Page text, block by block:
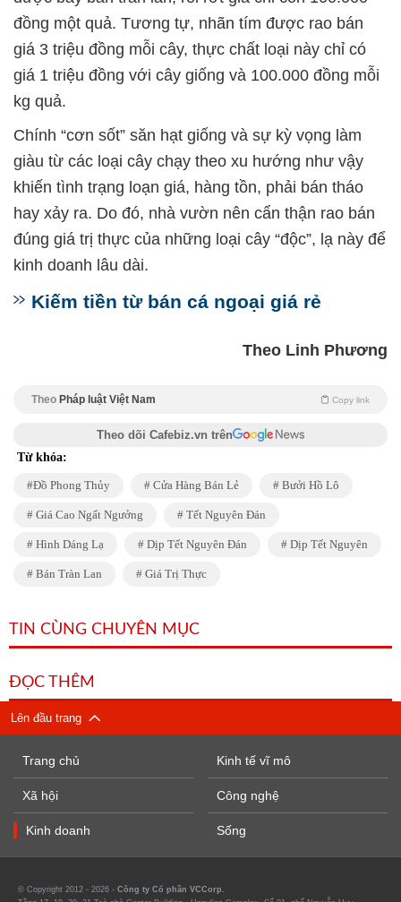
đồng một quả. Tương tự, nhãn tím được rao bán
giá 3 triệu đồng mỗi cây, thực chất loại này chỉ có
giá 1 triệu đồng với cây giống và 100.000 đồng mỗi
kg quả.
Chính “cơn sốt” săn hạt giống và sự kỳ vọng làm
giàu từ các loại cây chạy theo xu hướng như vậy
khiến tình trạng loạn giá, hàng tồn, phải bán tháo
hay xảy ra. Do đó, nhà vườn nên cẩn thận rao bán
đúng giá trị thực của những loại cây “độc”, lạ này để
kinh doanh lâu dài.
Kiếm tiền từ bán cá ngoại giá rẻ
Theo Linh Phương
Theo Pháp luật Việt Nam Copy link
Theo dõi Cafebiz.vn trên
Từ khóa:
Đồ Phong Thủy Cửa Hàng Bán Lẻ Bưởi Hồ Lô
Giá Cao Ngất Ngưởng Tết Nguyên Đán
Hình Dáng Lạ Dịp Tết Nguyên Đán Dịp Tết Nguyên
Bán Tràn Lan Giá Trị Thực
TIN CÙNG CHUYÊN MỤC
ĐỌC THÊM
Lên đầu trang
Trang chủ
Xã hội
Kinh doanh
Kinh tế vĩ mô
Công nghệ
Sống
© Copyright 2012 - 2026 - Công ty Cổ phần VCCorp.